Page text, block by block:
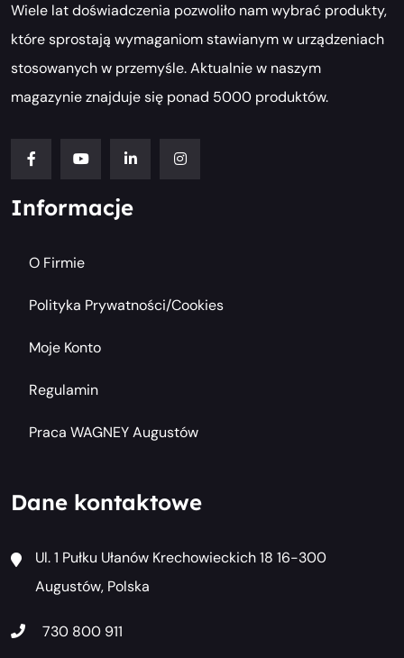
Wiele lat doświadczenia pozwoliło nam wybrać produkty,
które sprostają wymaganiom stawianym w urządzeniach
stosowanych w przemyśle. Aktualnie w naszym
magazynie znajduje się ponad 5000 produktów.
Informacje
O Firmie
Polityka Prywatności/cookies
Moje Konto
Regulamin
Praca WAGNEY Augustów
Dane kontaktowe
Ul. 1 Pułku Ułanów Krechowieckich 18 16-300
Augustów, Polska
730 800 911